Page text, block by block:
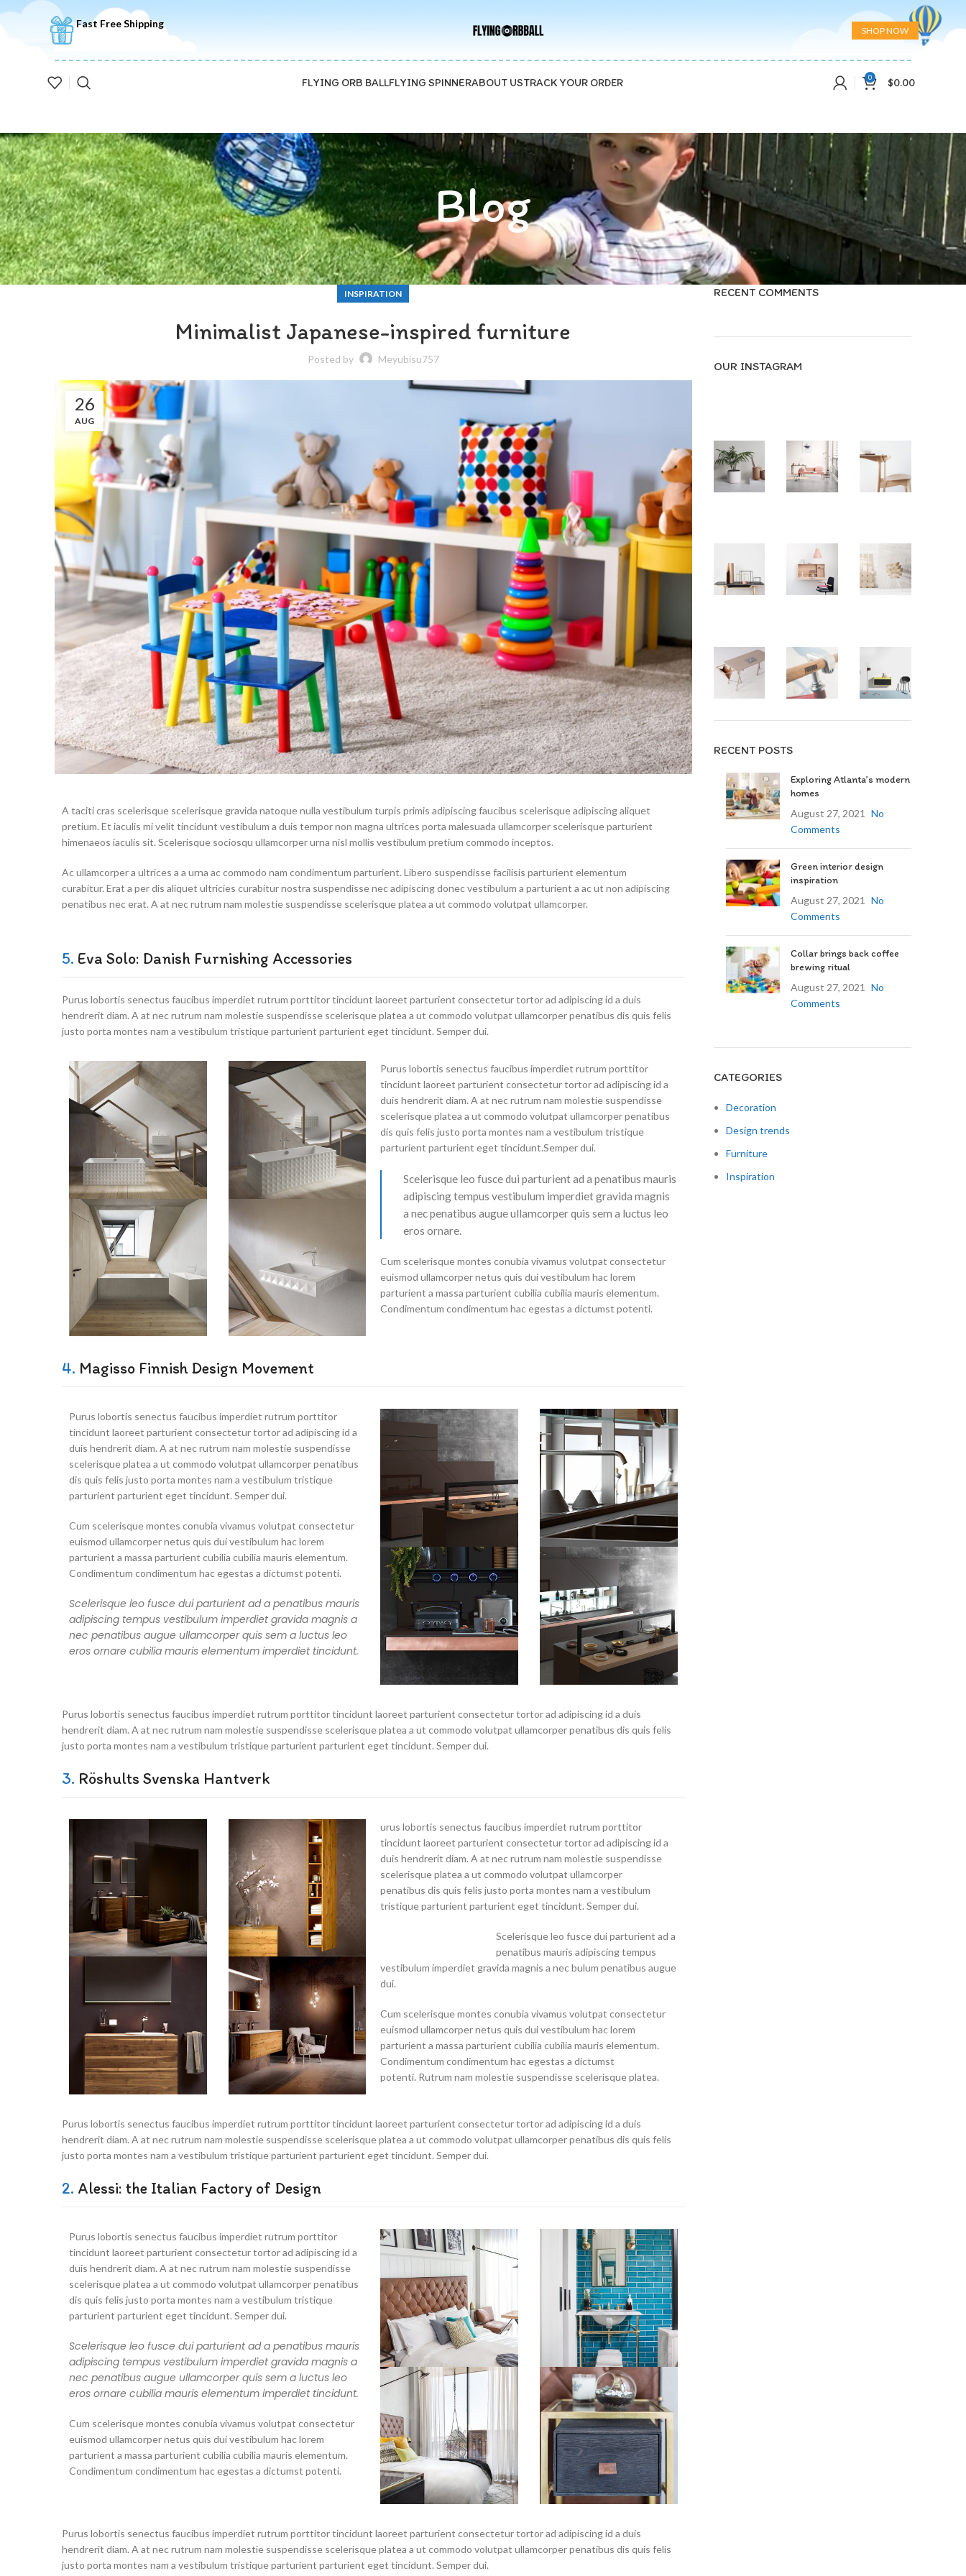
Fast Free Shipping
SHOP NOW
FLYING ORB BALLFLYING SPINNERABOUT USTRACK YOUR ORDER 0 $0.00
Blog
INSPIRATION
Minimalist Japanese-inspired furniture
Posted by Meyubisu757
26
AUG
A taciti cras scelerisque scelerisque gravida natoque nulla vestibulum turpis primis adipiscing faucibus scelerisque adipiscing aliquet
pretium. Et iaculis mi velit tincidunt vestibulum a duis tempor non magna ultrices porta malesuada ullamcorper scelerisque parturient
himenaeos iaculis sit. Scelerisque sociosqu ullamcorper urna nisl mollis vestibulum pretium commodo inceptos.
Ac ullamcorper a ultrices a a urna ac commodo nam condimentum parturient. Libero suspendisse facilisis parturient elementum
curabitur. Erat a per dis aliquet ultricies curabitur nostra suspendisse nec adipiscing donec vestibulum a parturient a ac ut non adipiscing
penatibus nec erat. A at nec rutrum nam molestie suspendisse scelerisque platea a ut commodo volutpat ullamcorper.
5. Eva Solo: Danish Furnishing Accessories
Purus lobortis senectus faucibus imperdiet rutrum porttitor tincidunt laoreet parturient consectetur tortor ad adipiscing id a duis
hendrerit diam. A at nec rutrum nam molestie suspendisse scelerisque platea a ut commodo volutpat ullamcorper penatibus dis quis felis
justo porta montes nam a vestibulum tristique parturient parturient eget tincidunt. Semper dui.
Purus lobortis senectus faucibus imperdiet rutrum porttitor
tincidunt laoreet parturient consectetur tortor ad adipiscing id a
duis hendrerit diam. A at nec rutrum nam molestie suspendisse
scelerisque platea a ut commodo volutpat ullamcorper penatibus
dis quis felis justo porta montes nam a vestibulum tristique
parturient parturient eget tincidunt.Semper dui.
Scelerisque leo fusce dui parturient ad a penatibus mauris
adipiscing tempus vestibulum imperdiet gravida magnis
a nec penatibus augue ullamcorper quis sem a luctus leo
eros ornare.
Cum scelerisque montes conubia vivamus volutpat consectetur
euismod ullamcorper netus quis dui vestibulum hac lorem
parturient a massa parturient cubilia cubilia mauris elementum.
Condimentum condimentum hac egestas a dictumst potenti.
4. Magisso Finnish Design Movement
Purus lobortis senectus faucibus imperdiet rutrum porttitor
tincidunt laoreet parturient consectetur tortor ad adipiscing id a
duis hendrerit diam. A at nec rutrum nam molestie suspendisse
scelerisque platea a ut commodo volutpat ullamcorper penatibus
dis quis felis justo porta montes nam a vestibulum tristique
parturient parturient eget tincidunt. Semper dui.
Cum scelerisque montes conubia vivamus volutpat consectetur
euismod ullamcorper netus quis dui vestibulum hac lorem
parturient a massa parturient cubilia cubilia mauris elementum.
Condimentum condimentum hac egestas a dictumst potenti.
Scelerisque leo fusce dui parturient ad a penatibus mauris
adipiscing tempus vestibulum imperdiet gravida magnis a
nec penatibus augue ullamcorper quis sem a luctus leo
eros ornare cubilia mauris elementum imperdiet tincidunt.
Purus lobortis senectus faucibus imperdiet rutrum porttitor tincidunt laoreet parturient consectetur tortor ad adipiscing id a duis
hendrerit diam. A at nec rutrum nam molestie suspendisse scelerisque platea a ut commodo volutpat ullamcorper penatibus dis quis felis
justo porta montes nam a vestibulum tristique parturient parturient eget tincidunt. Semper dui.
3. Röshults Svenska Hantverk
urus lobortis senectus faucibus imperdiet rutrum porttitor
tincidunt laoreet parturient consectetur tortor ad adipiscing id a
duis hendrerit diam. A at nec rutrum nam molestie suspendisse
scelerisque platea a ut commodo volutpat ullamcorper
penatibus dis quis felis justo porta montes nam a vestibulum
tristique parturient parturient eget tincidunt. Semper dui.
Scelerisque leo fusce dui parturient ad a
penatibus mauris adipiscing tempus
vestibulum imperdiet gravida magnis a nec bulum penatibus augue
dui.
Cum scelerisque montes conubia vivamus volutpat consectetur
euismod ullamcorper netus quis dui vestibulum hac lorem
parturient a massa parturient cubilia cubilia mauris elementum.
Condimentum condimentum hac egestas a dictumst
potenti. Rutrum nam molestie suspendisse scelerisque platea.
Purus lobortis senectus faucibus imperdiet rutrum porttitor tincidunt laoreet parturient consectetur tortor ad adipiscing id a duis
hendrerit diam. A at nec rutrum nam molestie suspendisse scelerisque platea a ut commodo volutpat ullamcorper penatibus dis quis felis
justo porta montes nam a vestibulum tristique parturient parturient eget tincidunt. Semper dui.
2. Alessi: the Italian Factory of Design
Purus lobortis senectus faucibus imperdiet rutrum porttitor
tincidunt laoreet parturient consectetur tortor ad adipiscing id a
duis hendrerit diam. A at nec rutrum nam molestie suspendisse
scelerisque platea a ut commodo volutpat ullamcorper penatibus
dis quis felis justo porta montes nam a vestibulum tristique
parturient parturient eget tincidunt. Semper dui.
Scelerisque leo fusce dui parturient ad a penatibus mauris
adipiscing tempus vestibulum imperdiet gravida magnis a
nec penatibus augue ullamcorper quis sem a luctus leo
eros ornare cubilia mauris elementum imperdiet tincidunt.
Cum scelerisque montes conubia vivamus volutpat consectetur
euismod ullamcorper netus quis dui vestibulum hac lorem
parturient a massa parturient cubilia cubilia mauris elementum.
Condimentum condimentum hac egestas a dictumst potenti.
Purus lobortis senectus faucibus imperdiet rutrum porttitor tincidunt laoreet parturient consectetur tortor ad adipiscing id a duis
hendrerit diam. A at nec rutrum nam molestie suspendisse scelerisque platea a ut commodo volutpat ullamcorper penatibus dis quis felis
justo porta montes nam a vestibulum tristique parturient parturient eget tincidunt. Semper dui.
RECENT COMMENTS
OUR INSTAGRAM
RECENT POSTS
Exploring Atlanta’s modern
homes
August 27, 2021
No
Comments
Green interior design
inspiration
August 27, 2021
No
Comments
Collar brings back coffee
brewing ritual
August 27, 2021
No
Comments
CATEGORIES
Decoration
Design trends
Furniture
Inspiration
🚚5-10 Days Fast FREE Shipping & Merry Christmas Sales Buy 2 Save 15%